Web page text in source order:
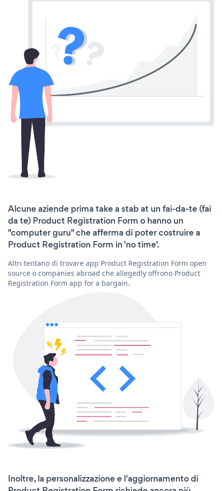
Alcune aziende prima take a stab at un fai-da-te (fai
da te) Product Registration Form o hanno un
"computer guru" che afferma di poter costruire a
Product Registration Form in 'no time'.
Altri tentano di trovare app Product Registration Form open
source o companies abroad che allegedly offrono Product
Registration Form app for a bargain.
Inoltre, la personalizzazione e l'aggiornamento di